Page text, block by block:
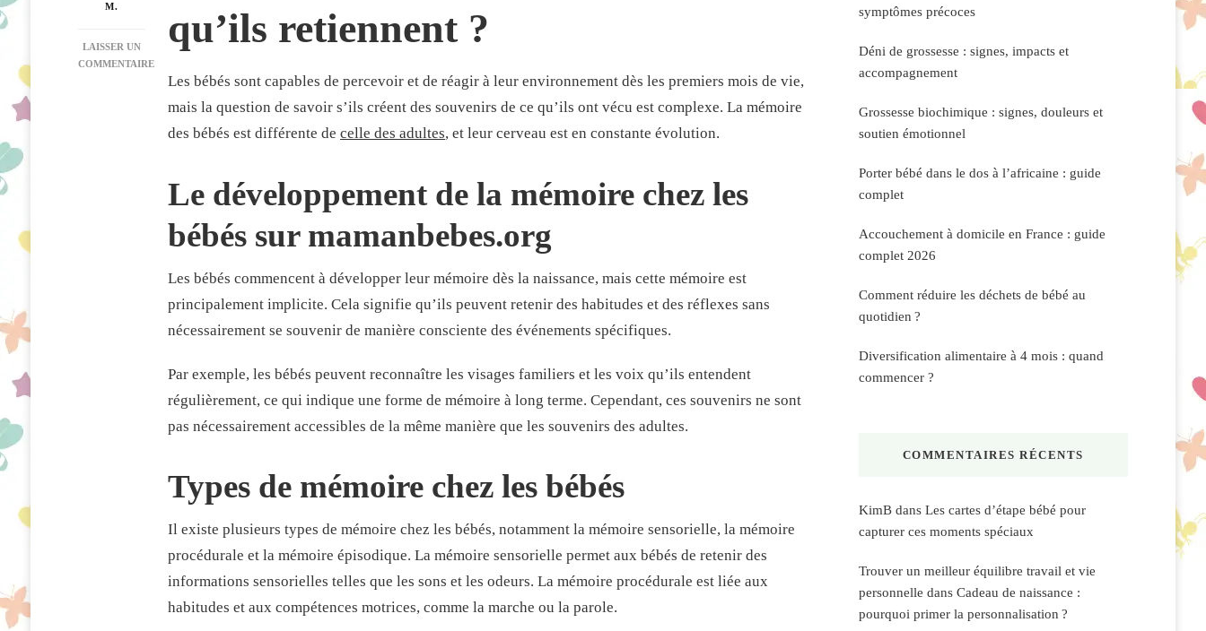
M.
LAISSER UN
COMMENTAIRE
RETIENNENT
qu’ils retiennent ?
Les bébés sont capables de percevoir et de réagir à leur environnement dès les premiers mois de vie,
mais la question de savoir s’ils créent des souvenirs de ce qu’ils ont vécu est complexe. La mémoire
des bébés est différente de celle des adultes, et leur cerveau est en constante évolution.
Le développement de la mémoire chez les
bébés sur mamanbebes.org
Les bébés commencent à développer leur mémoire dès la naissance, mais cette mémoire est
principalement implicite. Cela signifie qu’ils peuvent retenir des habitudes et des réflexes sans
nécessairement se souvenir de manière consciente des événements spécifiques.
Par exemple, les bébés peuvent reconnaître les visages familiers et les voix qu’ils entendent
régulièrement, ce qui indique une forme de mémoire à long terme. Cependant, ces souvenirs ne sont
pas nécessairement accessibles de la même manière que les souvenirs des adultes.
Types de mémoire chez les bébés
Il existe plusieurs types de mémoire chez les bébés, notamment la mémoire sensorielle, la mémoire
procédurale et la mémoire épisodique. La mémoire sensorielle permet aux bébés de retenir des
informations sensorielles telles que les sons et les odeurs. La mémoire procédurale est liée aux
habitudes et aux compétences motrices, comme la marche ou la parole.
symptômes précoces
Déni de grossesse : signes, impacts et
accompagnement
Grossesse biochimique : signes, douleurs et
soutien émotionnel
Porter bébé dans le dos à l’africaine : guide
complet
Accouchement à domicile en France : guide
complet 2026
Comment réduire les déchets de bébé au
quotidien ?
Diversification alimentaire à 4 mois : quand
commencer ?
COMMENTAIRES RÉCENTS
KimBdans Les cartes d’étape bébé pour
capturer ces moments spéciaux
Trouver un meilleur équilibre travail et vie
personnelle dans Cadeau de naissance :
pourquoi primer la personnalisation ?